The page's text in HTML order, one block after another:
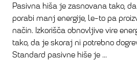
Pasivna hiša je zasnovana tako,
porabi manj energije, le-to pa
način. Izkorišča obnovljive vire
tako, da je skoraj ni potrebno
Standard pasivne hiše je ...